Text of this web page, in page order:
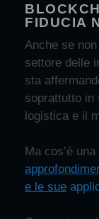
FIDUCIA
Anche se
settore delle
sta
soprattutto in
logistica e il
Ma cos’è
e le sue